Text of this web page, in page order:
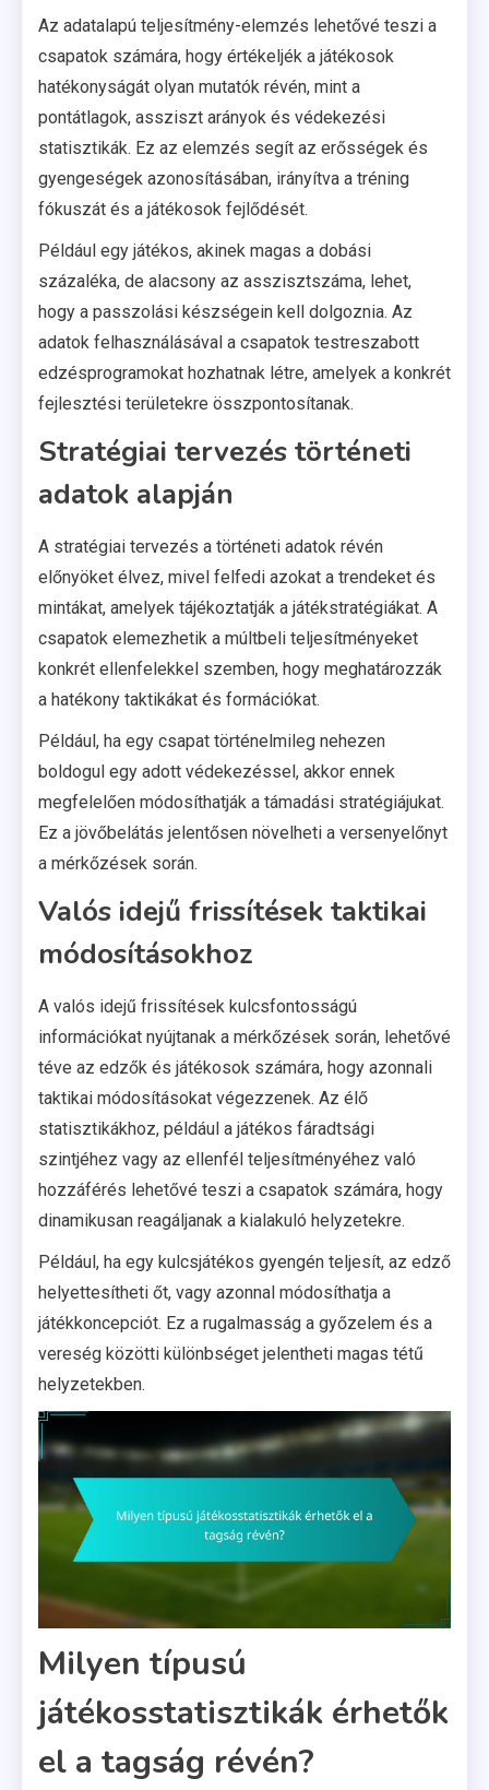
Az adatalapú teljesítmény-elemzés lehetővé teszi a
csapatok számára, hogy értékeljék a játékosok
hatékonyságát olyan mutatók révén, mint a
pontátlagok, assziszt arányok és védekezési
statisztikák. Ez az elemzés segít az erősségek és
gyengeségek azonosításában, irányítva a tréning
fókuszát és a játékosok fejlődését.
Például egy játékos, akinek magas a dobási
százaléka, de alacsony az asszisztszáma, lehet,
hogy a passzolási készségein kell dolgoznia. Az
adatok felhasználásával a csapatok testreszabott
edzésprogramokat hozhatnak létre, amelyek a konkrét
fejlesztési területekre összpontosítanak.
Stratégiai tervezés történeti
adatok alapján
A stratégiai tervezés a történeti adatok révén
előnyöket élvez, mivel felfedi azokat a trendeket és
mintákat, amelyek tájékoztatják a játékstratégiákat. A
csapatok elemezhetik a múltbeli teljesítményeket
konkrét ellenfelekkel szemben, hogy meghatározzák
a hatékony taktikákat és formációkat.
Például, ha egy csapat történelmileg nehezen
boldogul egy adott védekezéssel, akkor ennek
megfelelően módosíthatják a támadási stratégiájukat.
Ez a jövőbelátás jelentősen növelheti a versenyelőnyt
a mérkőzések során.
Valós idejű frissítések taktikai
módosításokhoz
A valós idejű frissítések kulcsfontosságú
információkat nyújtanak a mérkőzések során, lehetővé
téve az edzők és játékosok számára, hogy azonnali
taktikai módosításokat végezzenek. Az élő
statisztikákhoz, például a játékos fáradtsági
szintjéhez vagy az ellenfél teljesítményéhez való
hozzáférés lehetővé teszi a csapatok számára, hogy
dinamikusan reagáljanak a kialakuló helyzetekre.
Például, ha egy kulcsjátékos gyengén teljesít, az edző
helyettesítheti őt, vagy azonnal módosíthatja a
játékkoncepciót. Ez a rugalmasság a győzelem és a
vereség közötti különbséget jelentheti magas tétű
helyzetekben.
Milyen típusú
játékosstatisztikák érhetők
el a tagság révén?